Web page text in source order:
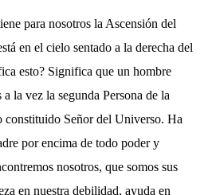
para nosotros la Ascensión del
en el cielo sentado a la derecha del
esto? Significa que un hombre
la vez la segunda Persona de la
constituido Señor del Universo. Ha
por encima de todo poder y
nosotros, que somos sus
en nuestra debilidad, ayuda en